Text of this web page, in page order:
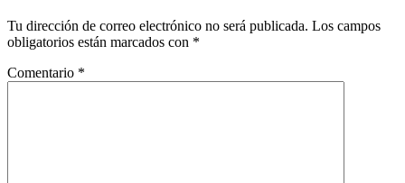
Tu dirección de correo electrónico no será publicada. Los campos
obligatorios están marcados con *
Comentario *